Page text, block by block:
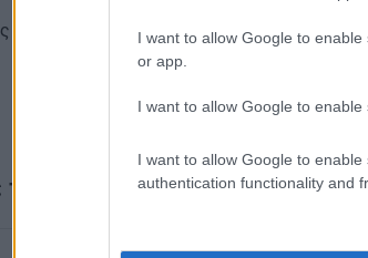
I want to allow Google to
or app.
I want to allow Google to
I want to allow Google to
authentication functionality and
enimerosi στοFacebook